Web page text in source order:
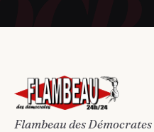
Flambeau des